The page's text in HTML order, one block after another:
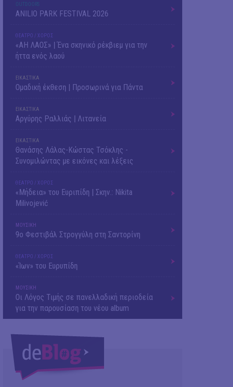
OUTDΟORS
ANILIO PARK FESTIVAL 2026
ΘΕΑΤΡΟ / ΧΟΡΟΣ
«ΑΗ ΛΑΟΣ» | Ένα σκηνικό ρέκβιεμ για την
ήττα ενός λαού
ΕΙΚΑΣΤΙΚΑ
Ομαδική έκθεση | Προσωρινά για Πάντα
ΕΙΚΑΣΤΙΚΑ
Αργύρης Ραλλιάς | Λιτανεία
ΕΙΚΑΣΤΙΚΑ
Θανάσης Λάλας-Κώστας Τσόκλης -
Συνομιλώντας με εικόνες και λέξεις
ΘΕΑΤΡΟ / ΧΟΡΟΣ
«Μήδεια» του Ευριπίδη | Σκην.: Nikita
Milivojević
ΜΟΥΣΙΚΗ
9o Φεστιβάλ Στρογγύλη στη Σαντορίνη
ΘΕΑΤΡΟ / ΧΟΡΟΣ
«Ίων» του Ευρυπίδη
ΜΟΥΣΙΚΗ
Οι Λόγος Τιμής σε πανελλαδική περιοδεία
για την παρουσίαση του νέου album